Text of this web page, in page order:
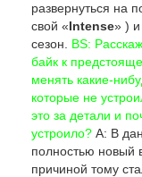
развернуться на
свой «Intense» )
сезон. BS:
байк к
менять какие-
которые не
это за детали и
устроило? А: В
полностью новый
причиной тому